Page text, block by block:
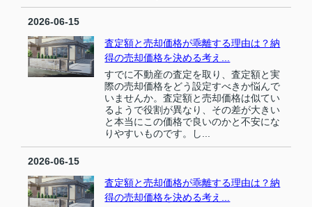
2026-06-15
査定額と売却価格が乖離する理由は？納
得の売却価格を決める考え...
すでに不動産の査定を取り、査定額と実
際の売却価格をどう設定すべきか悩んで
いませんか。査定額と売却価格は似てい
るようで役割が異なり、その差が大きい
と本当にこの価格で良いのかと不安にな
りやすいものです。し...
2026-06-15
査定額と売却価格が乖離する理由は？納
得の売却価格を決める考え...